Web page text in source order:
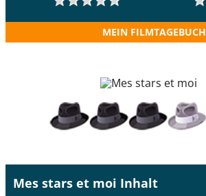
MEIN FILMTAGEBUCH
Mes stars et moi Inhalt